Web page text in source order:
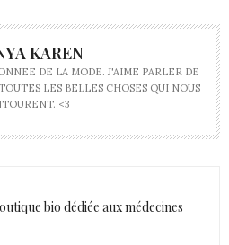
KAREN
DE LA MODE. J'AIME PARLER DE
LES BELLES CHOSES QUI NOUS
<3
bio dédiée aux médecines